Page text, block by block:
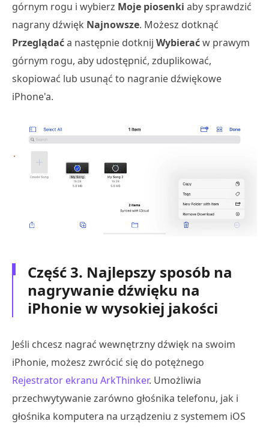
górnym rogu i wybierz Moje piosenki aby sprawdzić
nagrany dźwięk Najnowsze. Możesz dotknąć
Przeglądaća następnie dotknij Wybieraćw prawym
górnym rogu, aby udostępnić, zduplikować,
skopiować lub usunąć to nagranie dźwiękowe
iPhone'a.
Część 3. Najlepszy sposób na
nagrywanie dźwięku na
iPhonie w wysokiej jakości
Jeśli chcesz nagrać wewnętrzny dźwięk na swoim
iPhonie, możesz zwrócić się do potężnego
Rejestrator ekranu ArkThinker. Umożliwia
przechwytywanie zarówno głośnika telefonu, jak i
głośnika komputera na urządzeniu z systemem iOS